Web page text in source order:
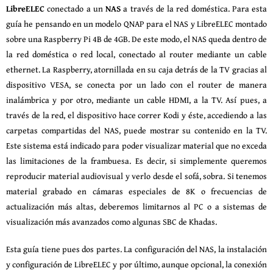
LibreELEC conectado a un NASa través de la red doméstica. Para esta
guía he pensando en un modelo QNAP para el NAS y LibreELEC montado
sobre una Raspberry Pi 4B de 4GB. De este modo, el NAS queda dentro de
la red doméstica o red local, conectado al router mediante un cable
ethernet. La Raspberry, atornillada en su caja detrás de la TV gracias al
dispositivo VESA, se conecta por un lado con el router de manera
inalámbrica y por otro, mediante un cable HDMI, a la TV. Así pues, a
través de la red, el dispositivo hace correr Kodi y éste, accediendo a las
carpetas compartidas del NAS, puede mostrar su contenido en la TV.
Este sistema está indicado para poder visualizar material que no exceda
las limitaciones de la frambuesa. Es decir, si simplemente queremos
reproducir material audiovisual y verlo desde el sofá, sobra. Si tenemos
material grabado en cámaras especiales de 8K o frecuencias de
actualización más altas, deberemos limitarnos al PC o a sistemas de
visualización más avanzados como algunas SBC de Khadas.
Esta guía tiene pues dos partes. La configuración del NAS, la instalación
y configuración de LibreELEC y por último, aunque opcional, la conexión